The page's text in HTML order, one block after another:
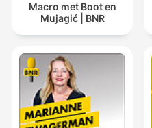
Macro met Boot en
Mujagić | BNR